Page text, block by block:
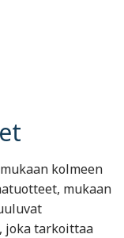
kolmeen
mukaan
joka tarkoittaa